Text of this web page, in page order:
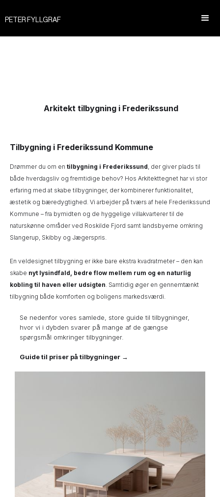
PETER FYLLGRAF
Arkitekt tilbygning i Frederikssund
Tilbygning i Frederikssund Kommune
Drømmer du om en tilbygning i Frederikssund, der giver plads til
både hverdagsliv og fremtidige behov? Hos Arkitekttegnet har vi stor
erfaring med at skabe tilbygninger, der kombinerer funktionalitet,
æstetik og bæredygtighed. Vi arbejder på tværs af hele Frederikssund
Kommune – fra bymidten og de hyggelige villakvarterer til de
naturskønne områder ved Roskilde Fjord samt landsbyerne omkring
Slangerup, Skibby og Jægerspris.
En veldesignet tilbygning er ikke bare ekstra kvadratmeter – den kan
skabe nyt lysindfald, bedre flow mellem rum og en naturlig
kobling til haven eller udsigten. Samtidig øger en gennemtænkt
tilbygning både komforten og boligens markedsværdi.
Se nedenfor vores samlede, store guide til tilbygninger,
hvor vi i dybden svarer på mange af de gængse
spørgsmål omkringer tilbygninger.
Guide til priser på tilbygninger →